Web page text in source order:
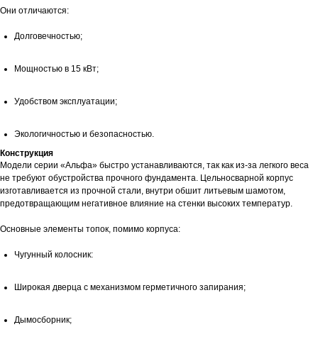
Они отличаются:
Долговечностью;
Мощностью в 15 кВт;
Удобством эксплуатации;
Экологичностью и безопасностью.
Конструкция
Модели серии «Альфа» быстро устанавливаются, так как из-за легкого веса
не требуют обустройства прочного фундамента. Цельносварной корпус
изготавливается из прочной стали, внутри обшит литьевым шамотом,
предотвращающим негативное влияние на стенки высоких температур.
Основные элементы топок, помимо корпуса:
Чугунный колосник:
Широкая дверца с механизмом герметичного запирания;
Дымосборник;